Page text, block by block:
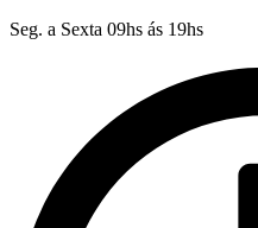
Seg. a Sexta 09hs ás 19hs